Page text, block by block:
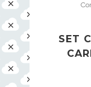
SET